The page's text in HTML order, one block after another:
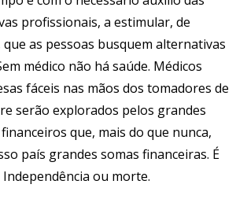
profissionais, a estimular, de
as pessoas busquem alternativas
médico não há saúde. Médicos
fáceis nas mãos dos tomadores de
serão explorados pelos grandes
que, mais do que nunca,
país grandes somas financeiras. É
ou morte.